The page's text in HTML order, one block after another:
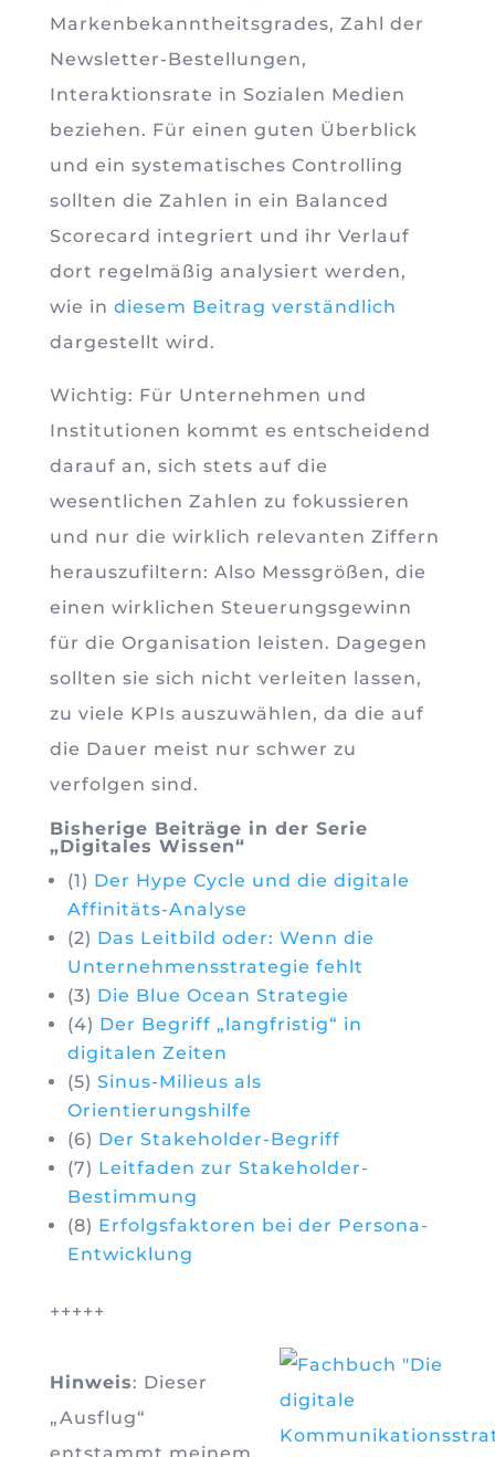
Markenbekanntheitsgrades, Zahl der
Newsletter-Bestellungen,
Interaktionsrate in Sozialen Medien
beziehen. Für einen guten Überblick
und ein systematisches Controlling
sollten die Zahlen in ein Balanced
Scorecard integriert und ihr Verlauf
dort regelmäßig analysiert werden,
wie in diesem Beitrag verständlich
dargestellt wird.
Wichtig: Für Unternehmen und
Institutionen kommt es entscheidend
darauf an, sich stets auf die
wesentlichen Zahlen zu fokussieren
und nur die wirklich relevanten Ziffern
herauszufiltern: Also Messgrößen, die
einen wirklichen Steuerungsgewinn
für die Organisation leisten. Dagegen
sollten sie sich nicht verleiten lassen,
zu viele KPIs auszuwählen, da die auf
die Dauer meist nur schwer zu
verfolgen sind.
Bisherige Beiträge in der Serie
„Digitales Wissen“
(1) Der Hype Cycle und die digitale
Affinitäts-Analyse
(2) Das Leitbild oder: Wenn die
Unternehmensstrategie fehlt
(3) Die Blue Ocean Strategie
(4) Der Begriff „langfristig“ in
digitalen Zeiten
(5) Sinus-Milieus als
Orientierungshilfe
(6) Der Stakeholder-Begriff
(7) Leitfaden zur Stakeholder-
Bestimmung
(8) Erfolgsfaktoren bei der Persona-
Entwicklung
+++++
Hinweis: Dieser
„Ausflug“